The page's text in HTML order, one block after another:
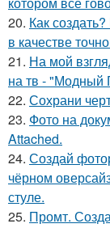
20. Как
в качестве
21. На мой
на тв - "Модный
22. Сохрани
23. Фото на
Attached.
24. Создай
чёрном
стуле.
25. Промт.